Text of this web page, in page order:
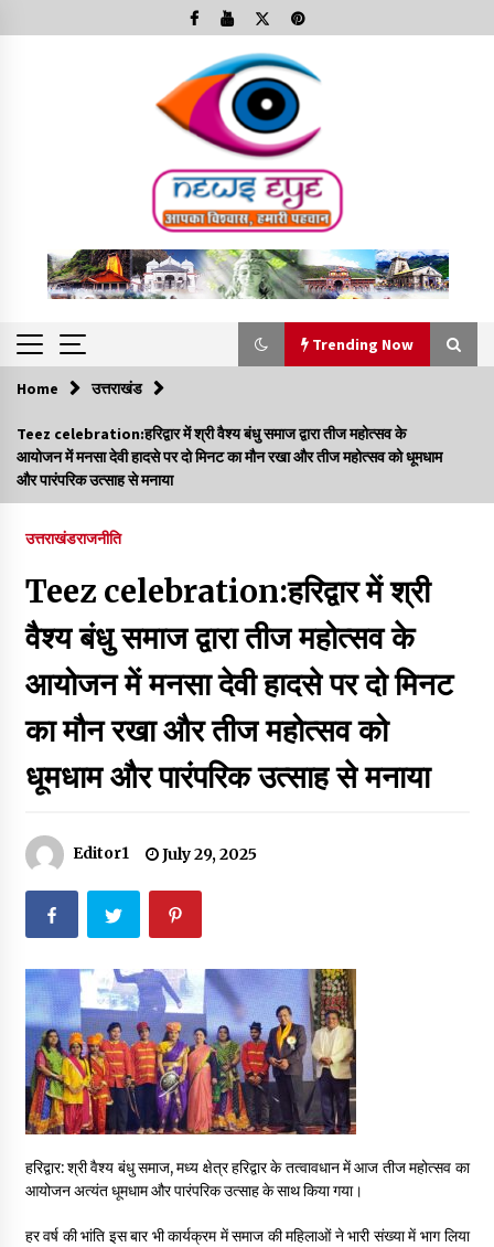
to
Trending Now
Trending Now
Minorities Rights Day : विश्व अल्पसंख्यक अधिकार दिवस
कार्यक्रम में शामिल हुए सीएम,आधुनिक मदरसों का नाम अब्दुल कलाम के नाम
पर रखने की घोषणा
Thought Of The Day 7 September
September 7, 2023
Thought Of The Day 6 September
September 6, 2023
Thought Of The Day 18 May
May 17, 2022
Thought Of The Day 16 May
May 16, 2022
Thought Of The Day 14 May
May 14, 2022
Thought Of The Day 13 May
May 13, 2022
Home उत्तराखंड
Teez celebration:हरिद्वार में श्री वैश्य बंधु समाज द्वारा तीज महोत्सव के
आयोजन में मनसा देवी हादसे पर दो मिनट का मौन रखा और तीज महोत्सव को धूमधाम
और पारंपरिक उत्साह से मनाया
उत्तराखंडराजनीति
Teez celebration:हरिद्वार में श्री
वैश्य बंधु समाज द्वारा तीज महोत्सव के
आयोजन में मनसा देवी हादसे पर दो मिनट
का मौन रखा और तीज महोत्सव को
धूमधाम और पारंपरिक उत्साह से मनाया
Editor1 July 29, 2025
हरिद्वार: श्री वैश्य बंधु समाज, मध्य क्षेत्र हरिद्वार के तत्वावधान में आज तीज महोत्सव का
आयोजन अत्यंत धूमधाम और पारंपरिक उत्साह के साथ किया गया।
हर वर्ष की भांति इस बार भी कार्यक्रम में समाज की महिलाओं ने भारी संख्या में भाग लिया